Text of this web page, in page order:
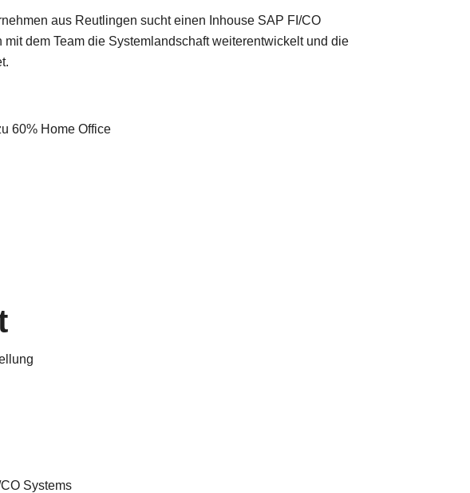
aus Reutlingen sucht einen Inhouse SAP FI/CO
dem Team die Systemlandschaft weiterentwickelt und die
60% Home Office
Systems